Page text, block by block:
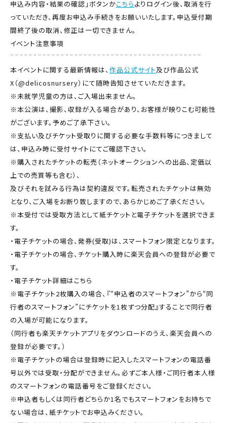
申込み内容・結果の確認」ボタンかこちらよりログイン後、取消を行
っていただき、再度お申込み手続きをお願いいたします。申込受付期
間終了後の取消、修正は一切できません。
イベント注意事項
¨¨¨¨¨¨¨¨¨¨¨¨¨¨¨¨¨¨¨¨¨¨¨¨¨¨¨¨¨¨¨¨¨¨¨¨¨¨¨¨¨¨
本イベントに関する最新情報は、 作品公式サイト及び作品公式
X（@delicosnursery）にて随時告知させていただきます。
※未就学児童の方は、ご入場出来ません。
※本公演は、撮影、収録が入る場合があり、お客様が映りこむ可能性
がございます。予めご了承下さい。
※支払い及びチケット受取りに関する必要な手数料等につきまして
は、申込み時に受付サイトにてご確認下さい。
※購入されたチケットの転売（ネットオークションへの出品、定価以
上での売買等も含む）、
及びそれを試みる行為は契約違反です。転売されたチケットは無効
となり、ご入場をお断り致しますので、あらかじめご了承ください。
※本受付では受取方法として紙チケットと電子チケットを選択できま
す。
・電子チケットの場合、発券(受取)は、スマートフォン限定となります。
・電子チケットの場合、チケット購入時に楽天会員への登録が必要で
す。
・電子チケット詳細はこちら
※電子チケット2枚購入の場合、『“申込者のスマートフォン”から“同
行者のスマートフォン”にチケットを1枚ずつ分配』することで同行者
の入場が可能になります。
（同行者も楽天チケットアプリをダウンロードのうえ、楽天会員への
登録が必要です。）
※電子チケットの場合は登録時に記入したスマートフォンの電話番
号以外では受取・分配ができません。必ずご本人様・ご同行者本人様
のスマートフォンの電話番号をご登録ください。
※申込者もしくは同行者どちらか1名でもスマートフォンをお持ちで
ない場合は、紙チケットでお申込みください。